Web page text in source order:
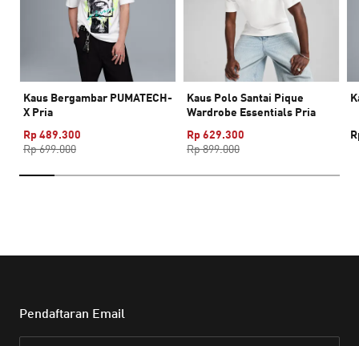
Kaus Bergambar PUMATECH-
X Pria
Rp 489.300
Rp 699.000
Kaus Polo Santai Pique
Wardrobe Essentials Pria
Rp 629.300
Rp 899.000
Pendaftaran Email